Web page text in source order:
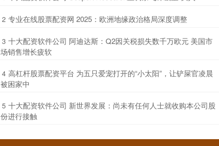
2 ​专业在线股票配资网 2025：欧洲地缘政治格局深度调整
3 ​十大配资软件公司 阿迪达斯：Q2因关税损失数千万欧元 美国市
场销售增长疲软
4 ​高杠杆股票配资平台 为五只爱宠打开的“小太阳”，让铲屎官凌晨
被困家中
5 ​十大配资软件公司 新世界发展：尚未有任何人士就收购本公司股
份进行接触